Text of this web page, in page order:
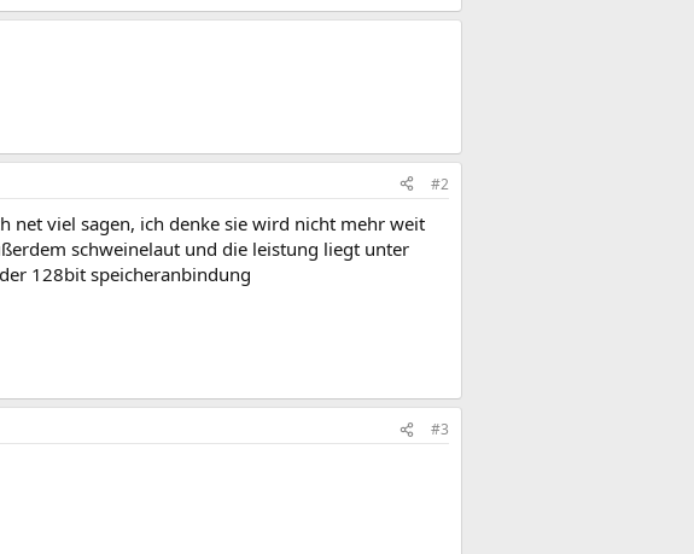
#2
net viel sagen, ich denke sie wird nicht mehr weit
schweinelaut und die leistung liegt unter
128bit speicheranbindung
#3